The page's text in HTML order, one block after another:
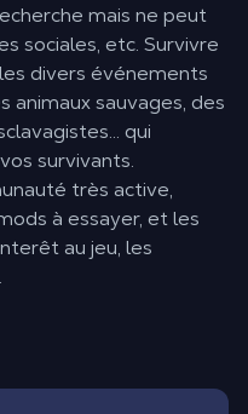
mais ne peut
sociales, etc. Survivre
divers événements
animaux sauvages, des
qui
survivants.
très active,
à essayer, et les
au jeu, les